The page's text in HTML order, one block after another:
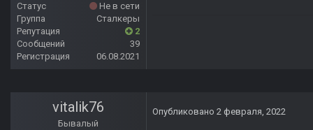
Статус
Не в сети
Группа
Сталкеры
Репутация
2
Сообщений
39
Регистрация
06.08.2021
vitalik76
Бывалый
Опубликовано 2 февраля, 2022